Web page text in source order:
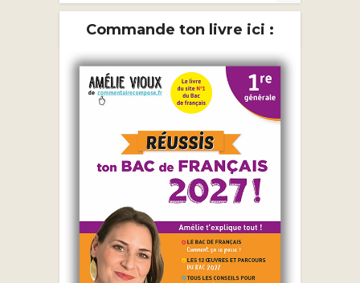
Commande ton livre ici :